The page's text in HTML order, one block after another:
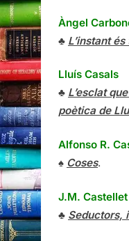
Àngel
♣ L’instant és
Lluís Casals
♣ L’esclat
poètica de
Alfonso R.
♠ Coses.
J.M. Castellet
♣ Seductors,